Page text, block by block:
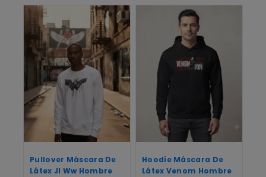
Pullover Máscara De
Látex Jl Ww Hombre
Hoodie Máscara De
Látex Venom Hombre